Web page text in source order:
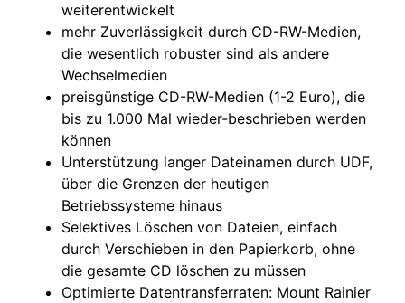
weiterentwickelt
mehr Zuverlässigkeit durch CD-RW-Medien,
die wesentlich robuster sind als andere
Wechselmedien
preisgünstige CD-RW-Medien (1-2 Euro), die
bis zu 1.000 Mal wieder-beschrieben werden
können
Unterstützung langer Dateinamen durch UDF,
über die Grenzen der heutigen
Betriebssysteme hinaus
Selektives Löschen von Dateien, einfach
durch Verschieben in den Papierkorb, ohne
die gesamte CD löschen zu müssen
Optimierte Datentransferraten: Mount Rainier